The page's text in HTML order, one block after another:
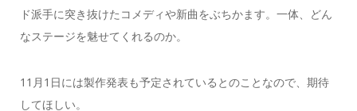
ド派手に突き抜けたコメディや新曲をぶちかます。一体、どん
なステージを魅せてくれるのか。
11月1日には製作発表も予定されているとのことなので、期待
してほしい。